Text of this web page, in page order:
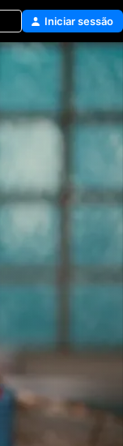
Iniciar sessão